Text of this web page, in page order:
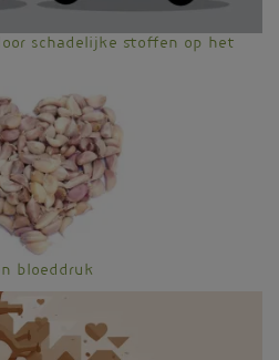
schadelijke stoffen op het
bloeddruk